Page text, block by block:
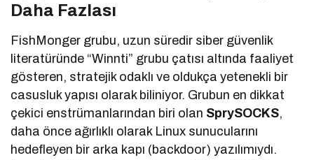
Daha Fazlası
FishMonger grubu, uzun süredir siber güvenlik
literatüründe “Winnti” grubu çatısı altında faaliyet
gösteren, stratejik odaklı ve oldukça yetenekli bir
casusluk yapısı olarak biliniyor. Grubun en dikkat
çekici enstrümanlarından biri olan SprySOCKS,
daha önce ağırlıklı olarak Linux sunucularını
hedefleyen bir arka kapı (backdoor) yazılımıydı.